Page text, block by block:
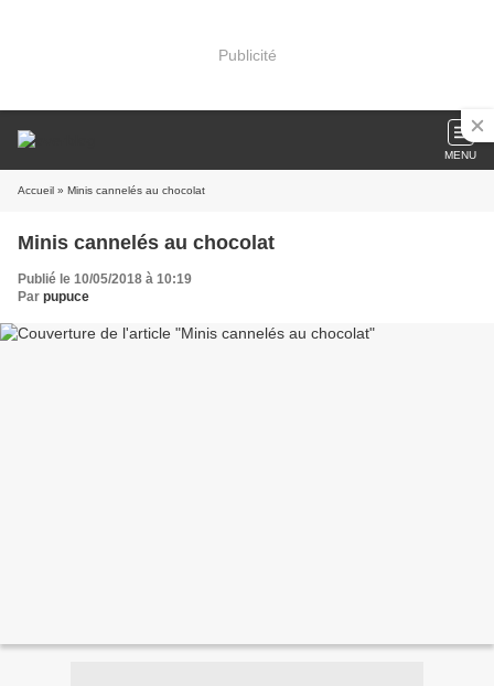
Publicité
MENU
Accueil » Minis cannelés au chocolat
Minis cannelés au chocolat
Publié le 10/05/2018 à 10:19
Par pupuce